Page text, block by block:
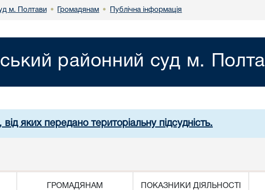
м. Полтави • Громадянам • Публічна інформація
районний суд м.
від яких передано територіальну підсудність.
ГРОМАДЯНАМ ПОКАЗНИКИ ДІЯЛЬНОСТІ